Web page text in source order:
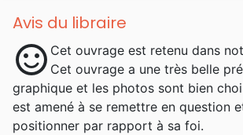
Avis du libraire
sentiment_satisfied Cet ouvrage est retenu dans
Cet ouvrage a une très belle
graphique et les photos sont bien
est amené à se remettre en question
positionner par rapport à sa foi.